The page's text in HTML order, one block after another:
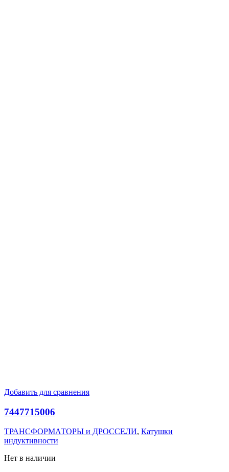
Добавить для сравнения
7447715006
ТРАНСФОРМАТОРЫ и ДРОССЕЛИ, Катушки
индуктивности
Нет в наличии